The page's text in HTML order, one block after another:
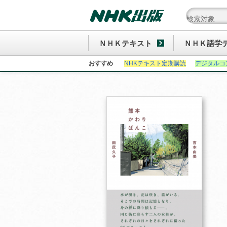
ＮＨＫテキスト ＮＨＫ語学
おすすめ NHKテキスト定期購読 デジタル